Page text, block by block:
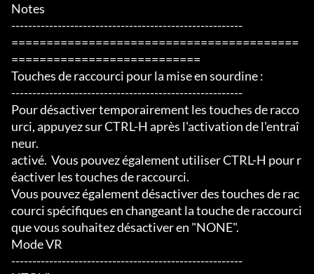
Notes
-------------------------------------------------------
=========================================
===========================
Touches de raccourci pour la mise en sourdine :
-------------------------------------------------------
Pour désactiver temporairement les touches de racco
urci, appuyez sur CTRL-H après l'activation de l'entraî
neur.
activé.  Vous pouvez également utiliser CTRL-H pour r
éactiver les touches de raccourci.
Vous pouvez également désactiver des touches de rac
courci spécifiques en changeant la touche de raccourci
que vous souhaitez désactiver en "NONE".
Mode VR
-------------------------------------------------------